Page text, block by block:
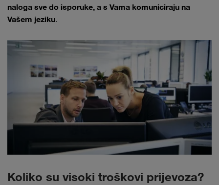
naloga sve do isporuke, a s Vama komuniciraju na
Vašem jeziku.
Koliko su visoki troškovi prijevoza?